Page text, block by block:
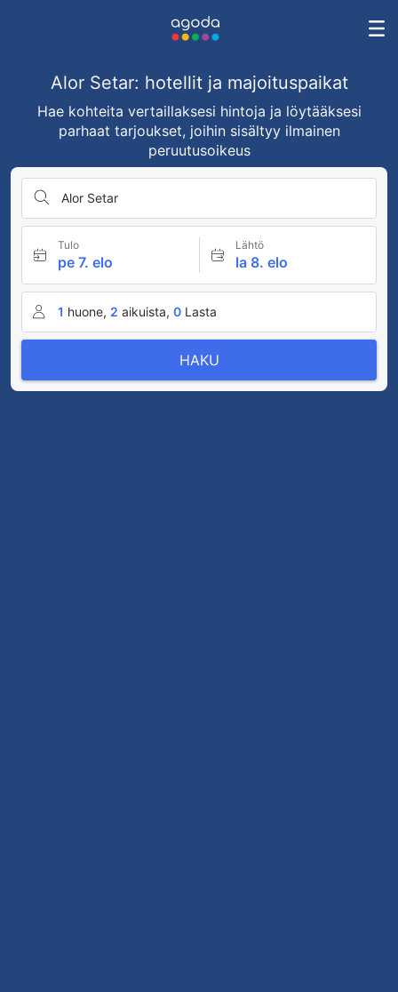
Alor Setar: hotellit ja majoituspaikat
Hae kohteita vertaillaksesi hintoja ja löytääksesi
parhaat tarjoukset, joihin sisältyy ilmainen
peruutusoikeus
Alor Setar
Tulo
pe 7. elo
Lähtö
la 8. elo
1 huone, 2 aikuista, 0 Lasta
HAKU